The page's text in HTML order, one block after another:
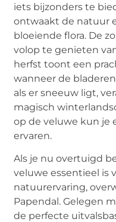
iets bijzonders te
ontwaakt de natuur
bloeiende flora. De
volop te genieten
herfst toont een
wanneer de
als er sneeuw ligt,
magisch
op de veluwe kun je
ervaren.
Als je nu overtuigd
veluwe essentieel is
natuurervaring,
Papendal. Gelegen
de perfecte